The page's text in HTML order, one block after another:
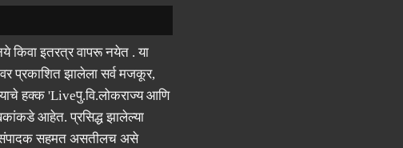
किवा इतरत्र वापरू नयेत . या
प्रकाशित झालेला सर्व मजकूर,
हक्क 'Liveपु.वि.लोकराज्य आणि
आहेत. प्रसिद्ध झालेल्या
सहमत असतीलच असे
:2020-2025 सदर लेख